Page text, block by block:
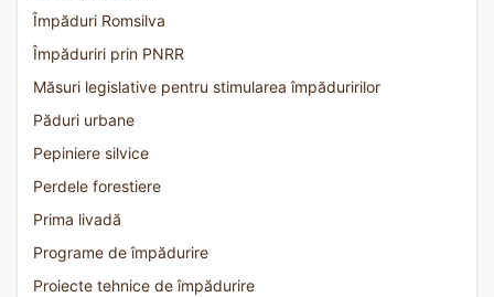
Împăduri Romsilva
Împăduriri prin PNRR
Măsuri legislative pentru stimularea împăduririlor
Păduri urbane
Pepiniere silvice
Perdele forestiere
Prima livadă
Programe de împădurire
Proiecte tehnice de împădurire